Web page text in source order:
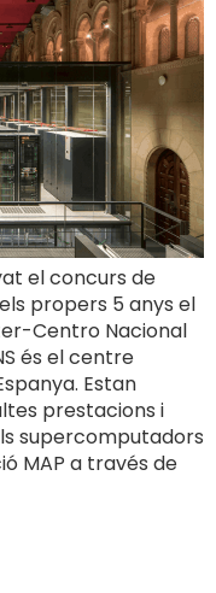
el concurs de
propers 5 anys el
Centro Nacional
és el centre
Estan
prestacions i
supercomputadors
MAP a través de